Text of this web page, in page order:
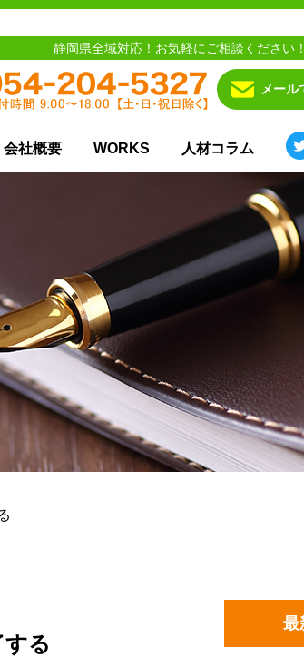
静岡県全域対応！お気軽にご相談ください！
メール
会社概要 WORKS 人材コラム
る
最